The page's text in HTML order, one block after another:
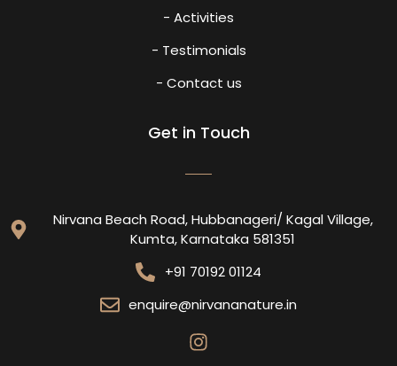
- Activities
- Testimonials
- Contact us
Get in Touch
Nirvana Beach Road, Hubbanageri/ Kagal Village,
Kumta, Karnataka 581351
+91 70192 01124
enquire@nirvananature.in